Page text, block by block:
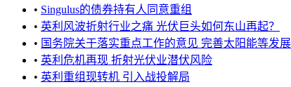
• Singulus的债券持有人同意重组
• 英利风波折射行业之痛 光伏巨头如何东山再起？
• 国务院关于落实重点工作的意见 完善太阳能等发
• 英利危机再现 折射光伏业潜伏风险
• 英利重组现转机 引入战投解局